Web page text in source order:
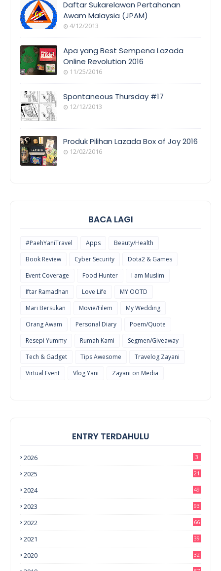
AWAM
Daftar Sukarelawan Pertahanan
Awam Malaysia (JPAM)
4/12/2013
COVERAGE
Apa yang Best Sempena Lazada
Online Revolution 2016
11/25/2016
E
Spontaneous Thursday #17
12/12/2013
Produk Pilihan Lazada Box of Joy 2016
12/02/2016
BACA LAGI
#PaehYaniTravel Apps
Beauty/Health
Book Review
Cyber Security
Dota2 & Games
Event Coverage
Food Hunter
I am Muslim
Iftar Ramadhan
Love Life
MY OOTD
Mari Bersukan
Movie/Filem
My Wedding
Orang Awam
Personal Diary
Poem/Quote
Resepi Yummy
Rumah Kami
Segmen/Giveaway
Tech & Gadget
Tips Awesome
Travelog Zayani
Virtual Event
Vlog Yani Zayani on Media
ENTRY TERDAHULU
2026 3
2025 21
2024 49
2023 93
2022 66
2021 39
2020 32